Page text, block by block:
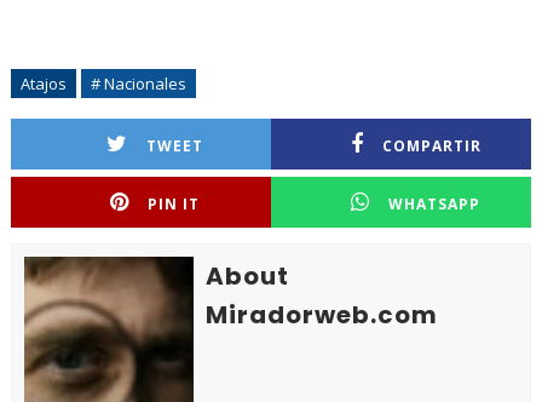
Atajos # Nacionales
TWEET COMPARTIR
PIN IT WHATSAPP
About
Miradorweb.com